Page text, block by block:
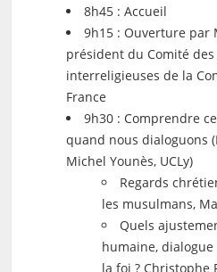
8h45 : Accueil
9h15 : Ouverture par
président du Comité
interreligieuses de la
France
9h30 : Comprendre
quand nous dialoguons
Michel Younès, UCLy)
Regards
les musulmans,
Quels
humaine,
la foi ? Christophe